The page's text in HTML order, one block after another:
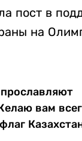
пост в
на
вам